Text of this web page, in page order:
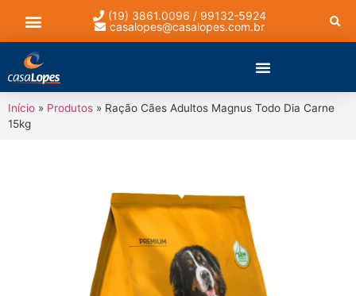
(19) 3861.0096 / 99132-5924
casalopes@casalopes.com.br
Início » Produtos » Ração Cães Adultos Magnus Todo Dia Carne
15kg